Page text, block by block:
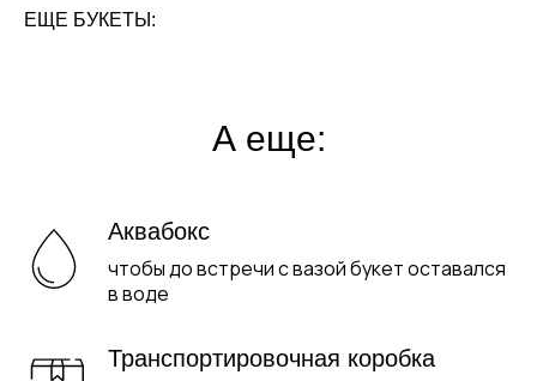
ЕЩЕ БУКЕТЫ:
А еще:
Аквабокс
чтобы до встречи с вазой букет оставался
в воде
Транспортировочная коробка